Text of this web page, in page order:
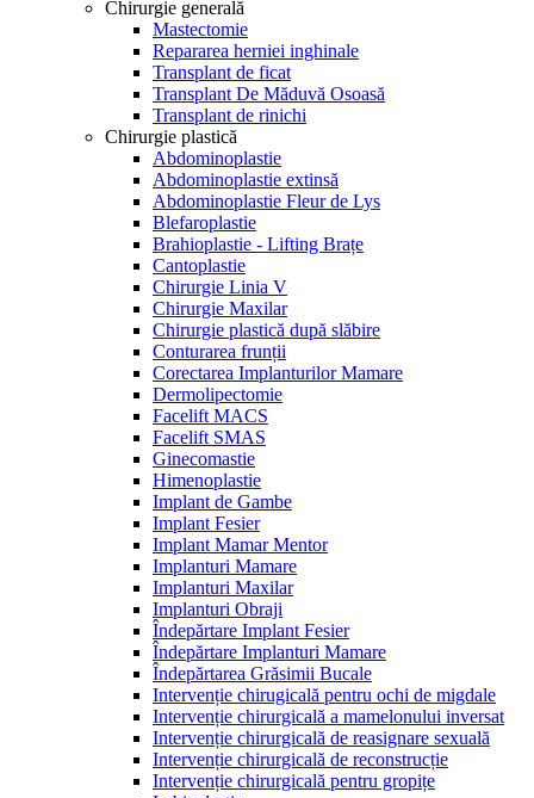
Chirurgie generală
Mastectomie
Repararea herniei inghinale
Transplant de ficat
Transplant De Măduvă Osoasă
Transplant de rinichi
Chirurgie plastică
Abdominoplastie
Abdominoplastie extinsă
Abdominoplastie Fleur de Lys
Blefaroplastie
Brahioplastie - Lifting Brațe
Cantoplastie
Chirurgie Linia V
Chirurgie Maxilar
Chirurgie plastică după slăbire
Conturarea frunții
Corectarea Implanturilor Mamare
Dermolipectomie
Facelift MACS
Facelift SMAS
Ginecomastie
Himenoplastie
Implant de Gambe
Implant Fesier
Implant Mamar Mentor
Implanturi Mamare
Implanturi Maxilar
Implanturi Obraji
Îndepărtare Implant Fesier
Îndepărtare Implanturi Mamare
Îndepărtarea Grăsimii Bucale
Intervenție chirugicală pentru ochi de migdale
Intervenție chirurgicală a mamelonului inversat
Intervenție chirurgicală de reasignare sexuală
Intervenție chirurgicală de reconstrucție
Intervenție chirurgicală pentru gropițe